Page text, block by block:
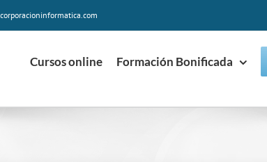
Cursos online Formación Bonificada